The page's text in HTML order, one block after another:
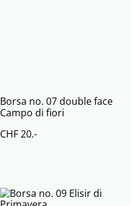
Borsa no. 07 double face
Campo di fiori
CHF 20.-